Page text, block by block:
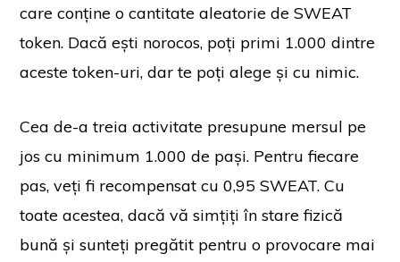
care conține o cantitate aleatorie de SWEAT
token. Dacă ești norocos, poți primi 1.000 dintre
aceste token-uri, dar te poți alege și cu nimic.
Cea de-a treia activitate presupune mersul pe
jos cu minimum 1.000 de pași. Pentru fiecare
pas, veți fi recompensat cu 0,95 SWEAT. Cu
toate acestea, dacă vă simțiți în stare fizică
bună și sunteți pregătit pentru o provocare mai